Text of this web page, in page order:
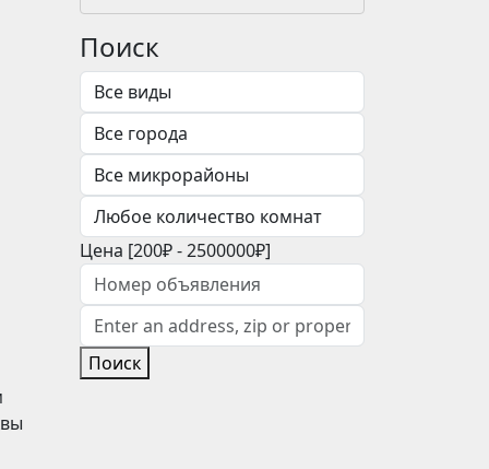
Поиск
Цена [200₽-2500000₽]
Поиск